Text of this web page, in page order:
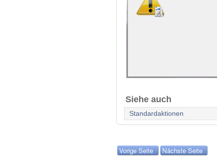
Siehe auch
Standardaktionen
Vorige Seite Nächste Seite